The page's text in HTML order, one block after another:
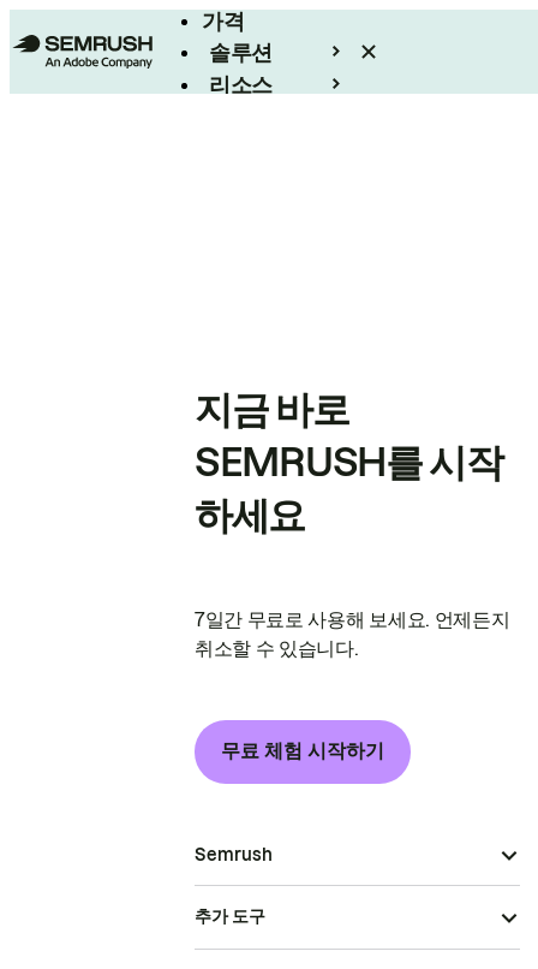
가격
솔루션
리소스
지금 바로
SEMRUSH를 시작
하세요
7일간 무료로 사용해 보세요. 언제든지
취소할 수 있습니다.
무료 체험 시작하기
Semrush
추가 도구